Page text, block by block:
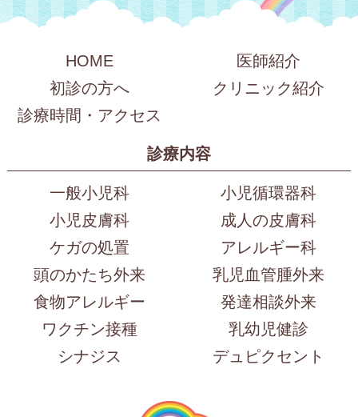
HOME
医師紹介
初診の方へ
クリニック紹介
診療時間・アクセス
診療内容
一般小児科
小児循環器科
小児皮膚科
成人の皮膚科
ケガの処置
アレルギー科
頭のかたち外来
乳児血管腫外来
食物アレルギー
発達相談外来
ワクチン接種
乳幼児健診
シナジス
デュピクセント